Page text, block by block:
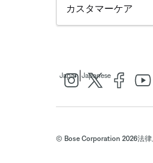
カスタマーケア
Japan Japanese
© Bose Corporation 2026法